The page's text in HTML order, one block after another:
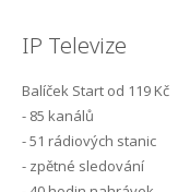
IP Televize
Balíček Start od 119 Kč
- 85 kanálů
- 51 rádiových stanic
- zpětné sledování